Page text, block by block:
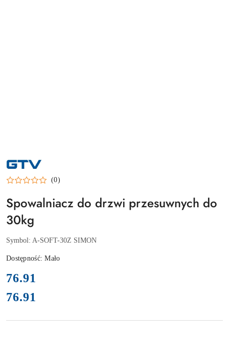
NAZWA
PRODUCENTA:
GTV
(0)
Spowalniacz do drzwi przesuwnych do
30kg
Symbol: A-SOFT-30Z SIMON
Dostępność:Mało
cena:
76.91
Cena:
76.91